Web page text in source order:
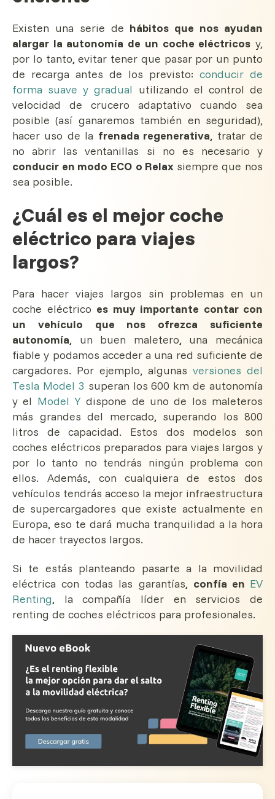
Existen una serie de hábitos que nos ayudan
alargar la autonomía de un coche eléctricos y,
por lo tanto, evitar tener que pasar por un punto
de recarga antes de los previsto: conducir de
forma suave y gradual utilizando el control de
velocidad de crucero adaptativo cuando sea
posible (así ganaremos también en seguridad),
hacer uso de la frenada regenerativa, tratar de
no abrir las ventanillas si no es necesario y
conducir en modo ECO o Relax siempre que nos
sea posible.
¿Cuál es el mejor coche
eléctrico para viajes
largos?
Para hacer viajes largos sin problemas en un
coche eléctrico es muy importante contar con
un vehículo que nos ofrezca suficiente
autonomía, un buen maletero, una mecánica
fiable y podamos acceder a una red suficiente de
cargadores. Por ejemplo, algunas versiones del
Tesla Model 3 superan los 600 km de autonomía
y el Model Y dispone de uno de los maleteros
más grandes del mercado, superando los 800
litros de capacidad. Estos dos modelos son
coches eléctricos preparados para viajes largos y
por lo tanto no tendrás ningún problema con
ellos. Además, con cualquiera de estos dos
vehículos tendrás acceso la mejor infraestructura
de supercargadores que existe actualmente en
Europa, eso te dará mucha tranquilidad a la hora
de hacer trayectos largos.
Si te estás planteando pasarte a la movilidad
eléctrica con todas las garantías, confía en EV
Renting, la compañía líder en servicios de
renting de coches eléctricos para profesionales.